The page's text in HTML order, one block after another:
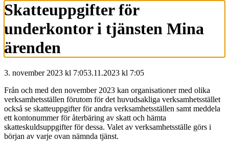
Skatteuppgifter för
underkontor i tjänsten Mina
ärenden
3. november 2023 kl 7:053.11.2023 kl 7:05
Från och med den november 2023 kan organisationer med olika
verksamhetsställen förutom för det huvudsakliga verksamhetsstället
också se skatteuppgifter för andra verksamhetsställen samt meddela
ett kontonummer för återbäring av skatt och hämta
skatteskuldsuppgifter för dessa. Valet av verksamhetsställe görs i
början av varje ovan nämnda tjänst.